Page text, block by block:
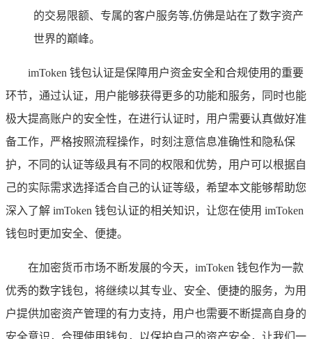
的交易限额、专属的客户服务等,仿佛是站在了数字资产
世界的巅峰。
imToken 钱包认证是保障用户资金安全和合规使用的重要
环节，通过认证，用户能够获得更多的功能和服务，同时也能
极大提高账户的安全性，在进行认证时，用户需要认真做好准
备工作，严格按照流程操作，时刻注意信息准确性和隐私保
护，不同的认证等级具有不同的权限和优势，用户可以根据自
己的实际需求选择适合自己的认证等级，希望本文能够帮助您
深入了解 imToken 钱包认证的相关知识，让您在使用 imToken
钱包时更加安全、便捷。
在加密货币市场不断发展的今天，imToken 钱包作为一款
优秀的数字钱包，将继续以其专业、安全、便捷的服务，为用
户提供加密资产管理的有力支持，用户也需要不断提高自身的
安全意识，合理使用钱包，以保护自己的资产安全，让我们一